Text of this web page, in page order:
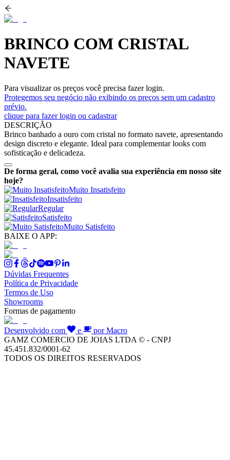
BRINCO COM CRISTAL
NAVETE
Para visualizar os preços você precisa fazer login.
Protegemos seu negócio não exibindo os preços sem um cadastro
prévio.
clique para fazer login ou cadastrar
DESCRIÇÃO
Brinco banhado a ouro com cristal no formato navete, apresentando
design discreto e elegante. Ideal para complementar looks com
sofisticação e delicadeza.
De forma geral, como você avalia sua experiência em nosso site
hoje?
Muito Insatisfeito
Insatisfeito
Regular
Satisfeito
Muito Satisfeito
BAIXE O APP:
Dúvidas Frequentes
Política de Privacidade
Termos de Uso
Showrooms
Formas de pagamento
Desenvolvido com e
por Macro
GAMZ COMERCIO DE JOIAS LTDA © - CNPJ
45.451.832/0001-62
TODOS OS DIREITOS RESERVADOS